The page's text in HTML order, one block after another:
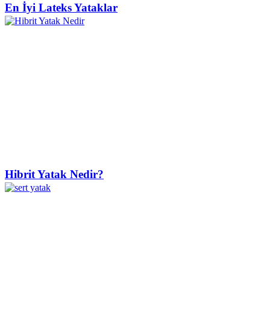
En İyi Lateks Yataklar
Hibrit Yatak Nedir?